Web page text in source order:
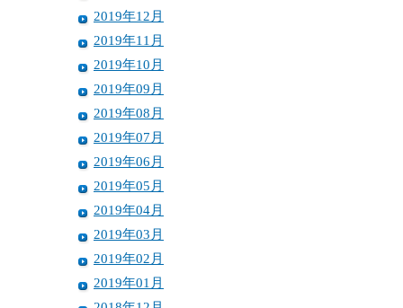
2019年12月
2019年11月
2019年10月
2019年09月
2019年08月
2019年07月
2019年06月
2019年05月
2019年04月
2019年03月
2019年02月
2019年01月